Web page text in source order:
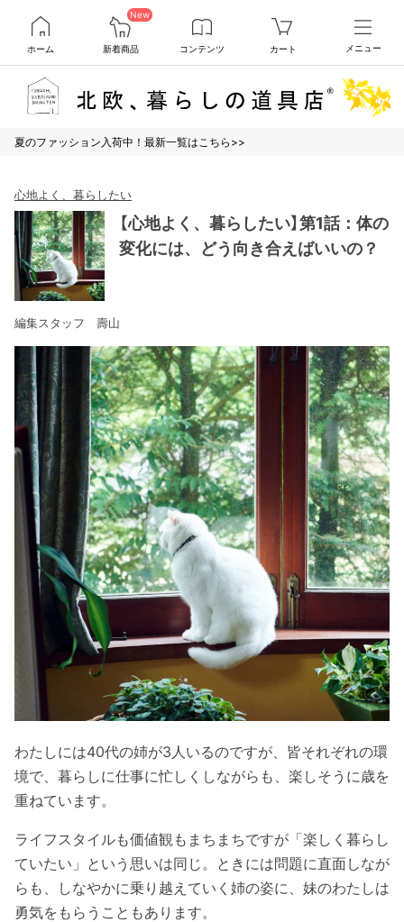
ホーム
New
新着商品 コンテンツ カート メニュー
夏のファッション入荷中！最新一覧はこちら>>
心地よく、暮らしたい
【心地よく、暮らしたい】第1話：体の
変化には、どう向き合えばいいの？
編集スタッフ 壽山
わたしには40代の姉が3人いるのですが、皆それぞれの環
境で、暮らしに仕事に忙しくしながらも、楽しそうに歳を
重ねています。
ライフスタイルも価値観もまちまちですが「楽しく暮らし
ていたい」という思いは同じ。ときには問題に直面しなが
らも、しなやかに乗り越えていく姉の姿に、妹のわたしは
勇気をもらうこともあります。